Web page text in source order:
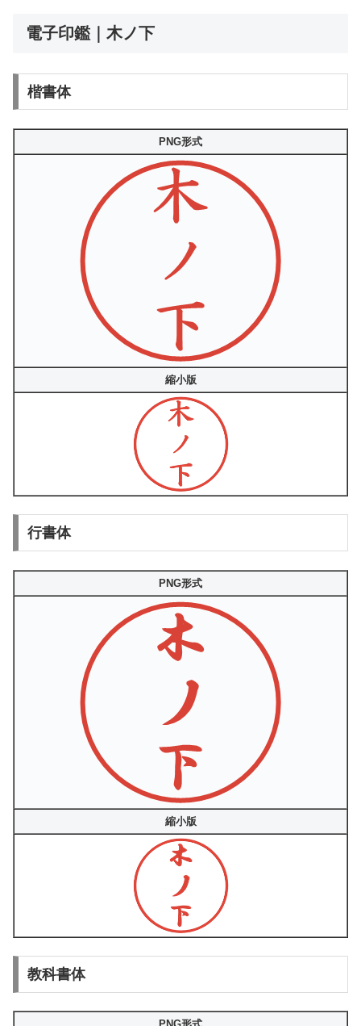
電子印鑑｜木ノ下
楷書体
PNG形式
縮小版
行書体
PNG形式
縮小版
教科書体